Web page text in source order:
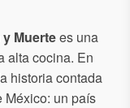
Muertees una
alta cocina. En
historia contada
México: un país